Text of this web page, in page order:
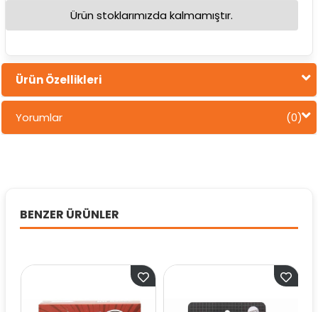
Ürün stoklarımızda kalmamıştır.
Ürün Özellikleri
Yorumlar (0)
BENZER ÜRÜNLER